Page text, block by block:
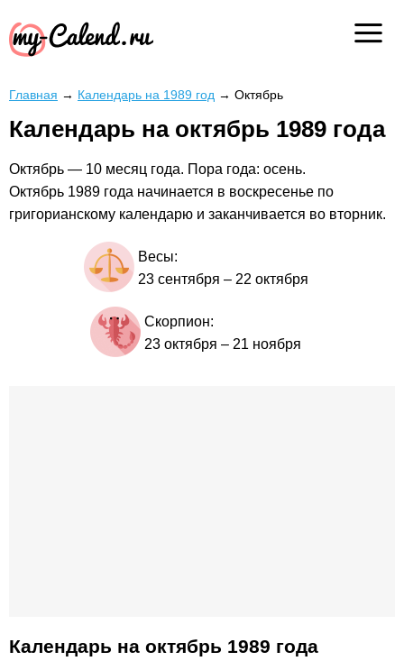
Главная → Календарь на 1989 год → Октябрь
Календарь на октябрь 1989 года
Октябрь — 10 месяц года. Пора года: осень.
Октябрь 1989 года начинается в воскресенье по
григорианскому календарю и заканчивается во вторник.
Весы:
23 сентября – 22 октября
Скорпион:
23 октября – 21 ноября
Календарь на октябрь 1989 года